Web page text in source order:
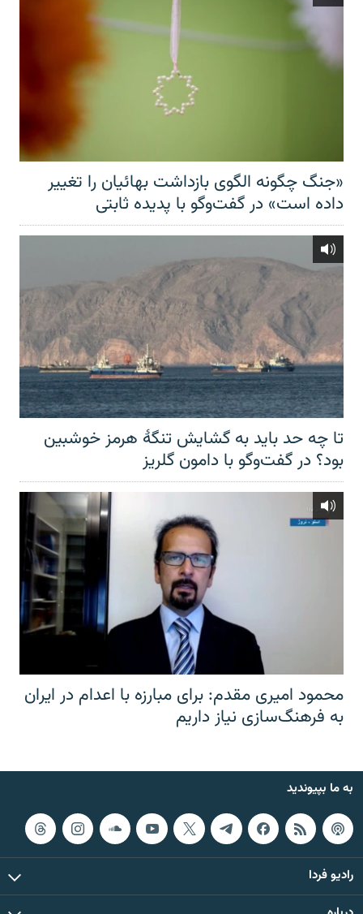
«جنگ چگونه الگوی بازداشت بهائیان را تغییر
داده است» در گفت‌وگو با پدیده ثابتی
تا چه حد باید به گشایش تنگهٔ هرمز خوشبین
بود؟ در گفت‌وگو با دامون گلریز
محمود امیری مقدم: برای مبارزه با اعدام در ایران
به فرهنگ‌سازی نیاز داریم
به ما بپیوندید
رادیو فردا